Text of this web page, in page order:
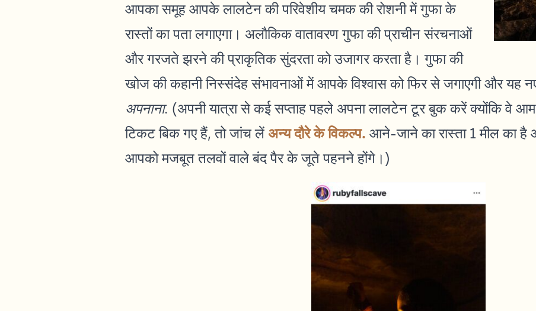
आपका समूह आपके लालटेन की परिवेशीय चमक की रोशनी में गुफा के
रास्तों का पता लगाएगा। अलौकिक वातावरण गुफा की प्राचीन संरचनाओं
और गरजते झरने की प्राकृतिक सुंदरता को उजागर करता है। गुफा की
खोज की कहानी निस्संदेह संभावनाओं में आपके विश्वास को फिर से जगाएगी और यह
अपनाना. (अपनी यात्रा से कई सप्ताह पहले अपना लालटेन टूर बुक करें क्योंकि वे आम
टिकट बिक गए हैं, तो जांच लेंअन्य दौरे के विकल्प.आने-जाने का रास्ता 1 मील का
आपको मजबूत तलवों वाले बंद पैर के जूते पहनने होंगे।)